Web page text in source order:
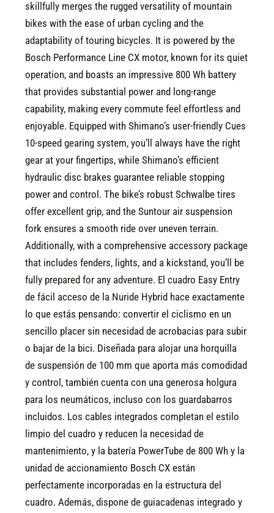
skillfully merges the rugged versatility of mountain
bikes with the ease of urban cycling and the
adaptability of touring bicycles. It is powered by the
Bosch Performance Line CX motor, known for its quiet
operation, and boasts an impressive 800 Wh battery
that provides substantial power and long-range
capability, making every commute feel effortless and
enjoyable. Equipped with Shimano’s user-friendly Cues
10-speed gearing system, you’ll always have the right
gear at your fingertips, while Shimano’s efficient
hydraulic disc brakes guarantee reliable stopping
power and control. The bike’s robust Schwalbe tires
offer excellent grip, and the Suntour air suspension
fork ensures a smooth ride over uneven terrain.
Additionally, with a comprehensive accessory package
that includes fenders, lights, and a kickstand, you’ll be
fully prepared for any adventure. El cuadro Easy Entry
de fácil acceso de la Nuride Hybrid hace exactamente
lo que estás pensando: convertir el ciclismo en un
sencillo placer sin necesidad de acrobacias para subir
o bajar de la bici. Diseñada para alojar una horquilla
de suspensión de 100 mm que aporta más comodidad
y control, también cuenta con una generosa holgura
para los neumáticos, incluso con los guardabarros
incluidos. Los cables integrados completan el estilo
limpio del cuadro y reducen la necesidad de
mantenimiento, y la batería PowerTube de 800 Wh y la
unidad de accionamiento Bosch CX están
perfectamente incorporadas en la estructura del
cuadro. Además, dispone de guiacadenas integrado y